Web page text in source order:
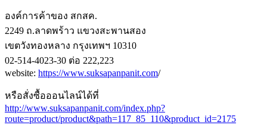
องค์การค้าของ สกสค.
2249 ถ.ลาดพร้าว แขวงสะพานสอง
เขตวังทองหลาง กรุงเทพฯ 10310
02-514-4023-30 ต่อ 222,223
website: https://www.suksapanpanit.com/
หรือสั่งซื้อออนไลน์ได้ที่
http://www.suksapanpanit.com/index.php?
route=product/product&path=117_85_110&product_id=2175